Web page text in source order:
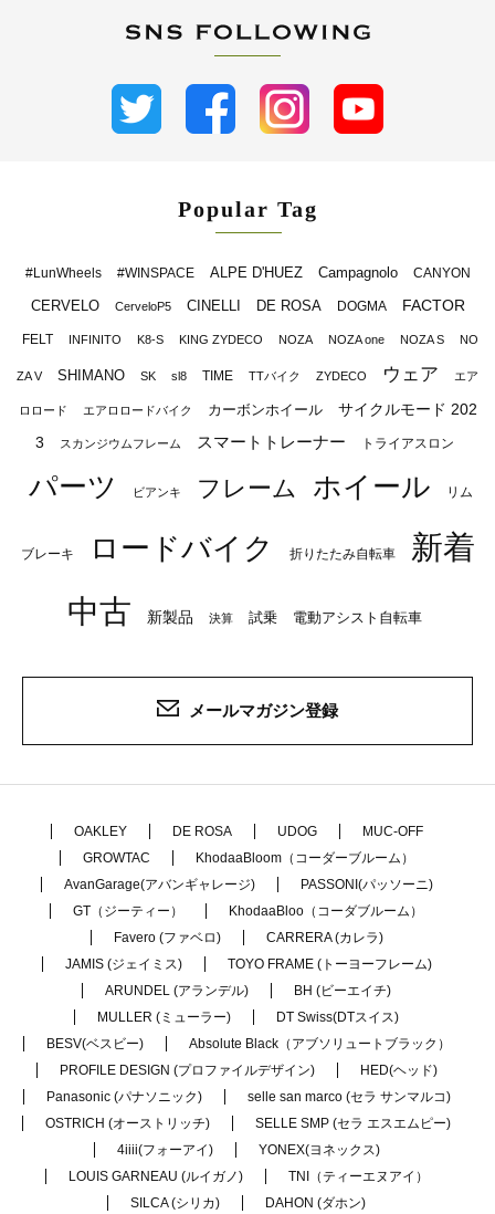
Popular Tag
#LunWheels #WINSPACE ALPE D'HUEZ Campagnolo CANYON
CERVELO CerveloP5 CINELLI DE ROSA DOGMA FACTOR
FELT INFINITO K8-S KING ZYDECO NOZA NOZA one NOZA S NO
ZA V SHIMANO SK sl8 TIME TTバイク ZYDECO ウェア エア
ロロード エアロロードバイク カーボンホイール
サイクルモード 202
3
スカンジウムフレーム スマートトレーナー トライアスロン
パーツ ビアンキ フレーム ホイール リム
ブレーキ ロードバイク 折りたたみ自転車
新着
中古
新製品 決算 試乗 電動アシスト自転車
メールマガジン登録
OAKLEY DE ROSA UDOG
MUC-OFF
GROWTAC
KhodaaBloom（コーダーブルーム）
AvanGarage(アバンギャレージ)
PASSONI(パッソーニ)
GT（ジーティー）
KhodaaBloo（コーダブルーム）
Favero (ファベロ)
CARRERA (カレラ)
JAMIS (ジェイミス)
TOYO FRAME (トーヨーフレーム)
ARUNDEL (アランデル)
BH (ビーエイチ)
MULLER (ミューラー)
DT Swiss(DTスイス)
BESV(ベスビー)
Absolute Black（アブソリュートブラック）
PROFILE DESIGN (プロファイルデザイン)
HED(ヘッド)
Panasonic (パナソニック)
selle san marco (セラ サンマルコ)
OSTRICH (オーストリッチ)
SELLE SMP (セラ エスエムピー)
4iiii(フォーアイ)
YONEX(ヨネックス)
LOUIS GARNEAU (ルイガノ)
TNI（ティーエヌアイ）
SILCA (シリカ)
DAHON (ダホン)